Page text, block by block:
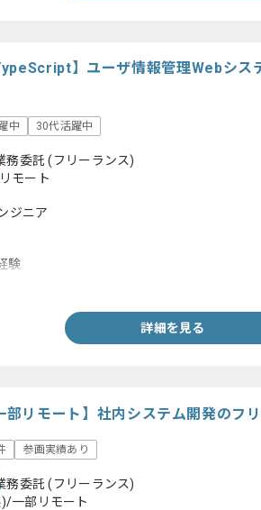
】ユーザ情報管理Webシス
中 30代活躍中
務委託(フリーランス)
モート
ジニア
験
詳細を見る
部リモート】社内システム開発のフ
参画実績あり
務委託(フリーランス)
一部リモート